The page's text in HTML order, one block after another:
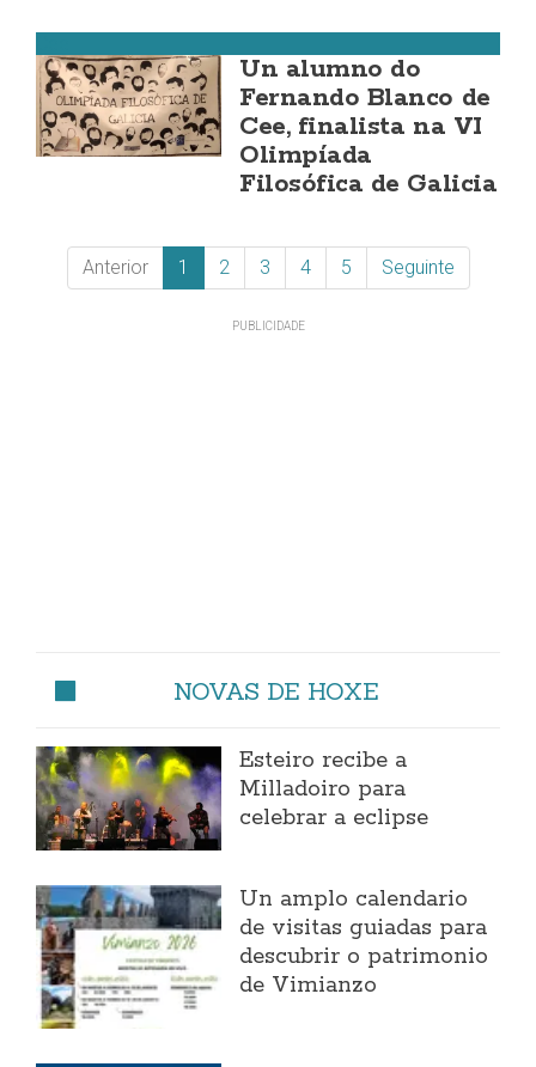
Un alumno do
Fernando Blanco de
Cee, finalista na VI
Olimpíada
Filosófica de Galicia
Anterior 1 2 3 4 5 Seguinte
NOVAS DE HOXE
Esteiro recibe a
Milladoiro para
celebrar a eclipse
Un amplo calendario
de visitas guiadas para
descubrir o patrimonio
de Vimianzo